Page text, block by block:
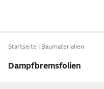
Startseite Baumaterialien
Dampfbremsfolien